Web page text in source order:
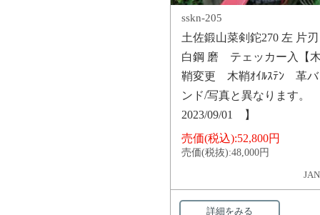
sskn-205
土佐鍛山菜剣鉈270 左 片刃
白鋼 磨 テェッカー入【
鞘変更 木鞘ｵｲﾙｽﾃﾝ 革バ
ンド/写真と異なります。
2023/09/01 】
売価(税込):52,800円
売価(税抜):48,000円
詳細をみる